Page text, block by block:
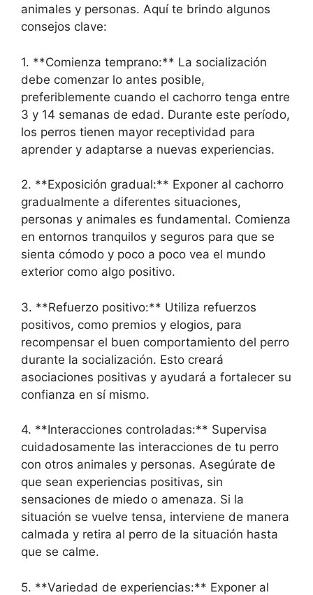
animales y personas. Aquí te brindo algunos
consejos clave:
1. **Comienza temprano:** La socialización
debe comenzar lo antes posible,
preferiblemente cuando el cachorro tenga entre
3 y 14 semanas de edad. Durante este período,
los perros tienen mayor receptividad para
aprender y adaptarse a nuevas experiencias.
2. **Exposición gradual:** Exponer al cachorro
gradualmente a diferentes situaciones,
personas y animales es fundamental. Comienza
en entornos tranquilos y seguros para que se
sienta cómodo y poco a poco vea el mundo
exterior como algo positivo.
3. **Refuerzo positivo:** Utiliza refuerzos
positivos, como premios y elogios, para
recompensar el buen comportamiento del perro
durante la socialización. Esto creará
asociaciones positivas y ayudará a fortalecer su
confianza en sí mismo.
4. **Interacciones controladas:** Supervisa
cuidadosamente las interacciones de tu perro
con otros animales y personas. Asegúrate de
que sean experiencias positivas, sin
sensaciones de miedo o amenaza. Si la
situación se vuelve tensa, interviene de manera
calmada y retira al perro de la situación hasta
que se calme.
5. **Variedad de experiencias:** Exponer al